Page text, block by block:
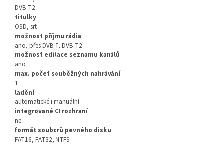
DVB-T2
titulky
OSD, srt
možnost příjmu rádia
ano, přes DVB-T, DVB-T2
možnost editace seznamu kanálů
ano
max. počet souběžných nahrávání
1
ladění
automatické i manuální
integrované CI rozhraní
ne
formát souborů pevného disku
FAT16, FAT32, NTFS